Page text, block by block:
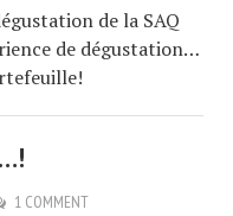
de la SAQ
de dégustation…
1 COMMENT